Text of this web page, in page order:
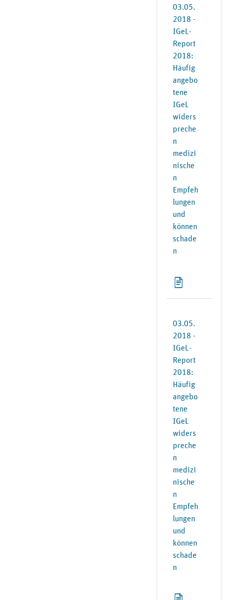
03.05.
2018 -
IGeL-
Report
2018:
Häufig
angebo
tene
IGeL
widers
preche
n
medizi
nische
n
Empfeh
lungen
und
können
schade
n
03.05.
2018 -
IGeL-
Report
2018:
Häufig
angebo
tene
IGeL
widers
preche
n
medizi
nische
n
Empfeh
lungen
und
können
schade
n